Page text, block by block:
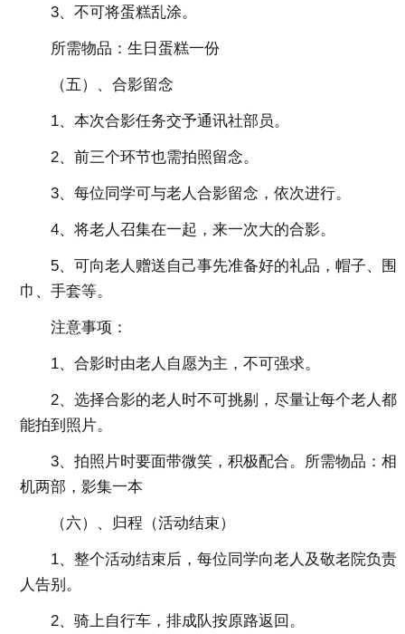
3、不可将蛋糕乱涂。
所需物品：生日蛋糕一份
（五）、合影留念
1、本次合影任务交予通讯社部员。
2、前三个环节也需拍照留念。
3、每位同学可与老人合影留念，依次进行。
4、将老人召集在一起，来一次大的合影。
5、可向老人赠送自己事先准备好的礼品，帽子、围
巾、手套等。
注意事项：
1、合影时由老人自愿为主，不可强求。
2、选择合影的老人时不可挑剔，尽量让每个老人都
能拍到照片。
3、拍照片时要面带微笑，积极配合。所需物品：相
机两部，影集一本
（六）、归程（活动结束）
1、整个活动结束后，每位同学向老人及敬老院负责
人告别。
2、骑上自行车，排成队按原路返回。